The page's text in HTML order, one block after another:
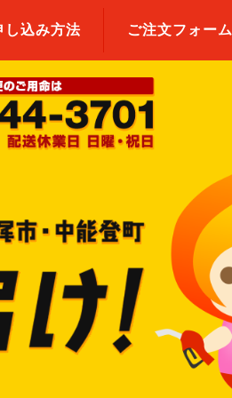
し込み方法 ご注文フォーム